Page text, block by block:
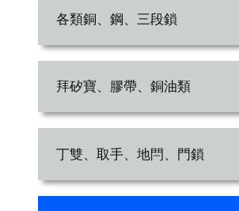
各類銅、鋼、三段鎖
拜矽寶、膠帶、銅油類
丁雙、取手、地閂、門鎖